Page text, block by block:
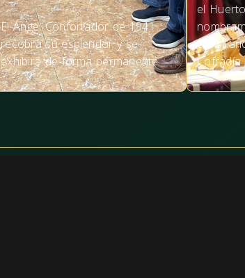
El Ángel Confortador de 1941
recobra su esplendor y se
exhibirá de forma permanente
el
Cofradía